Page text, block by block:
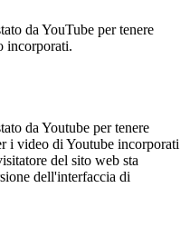
da YouTube per tenere
incorporati.
da Youtube per tenere
i video di Youtube incorporati
del sito web sta
dell'interfaccia di